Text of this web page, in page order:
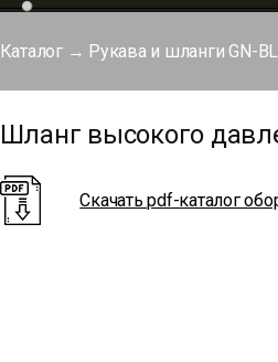
Каталог→ Рукава и шланги GN-
Шланг высокого
Скачать pdf-каталог